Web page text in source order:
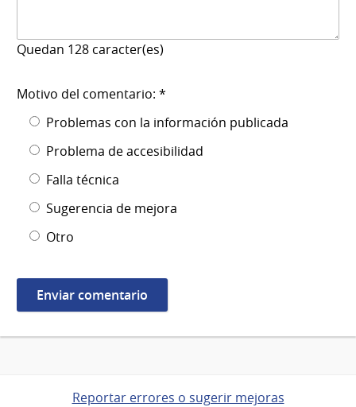
Quedan 128 caracter(es)
Motivo del comentario: *
Problemas con la información publicada
Problema de accesibilidad
Falla técnica
Sugerencia de mejora
Otro
Reportar errores o sugerir mejoras